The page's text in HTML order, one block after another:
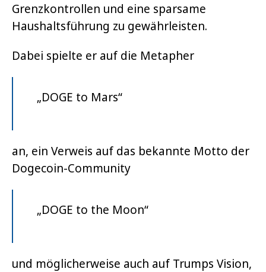
Grenzkontrollen und eine sparsame
Haushaltsführung zu gewährleisten.
Dabei spielte er auf die Metapher
„DOGE to Mars“
an, ein Verweis auf das bekannte Motto der
Dogecoin-Community
„DOGE to the Moon“
und möglicherweise auch auf Trumps Vision,